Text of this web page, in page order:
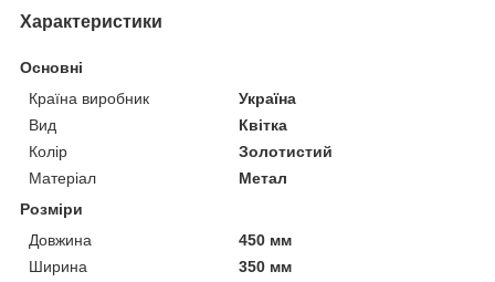
Характеристики
Основні
Країна виробник
Україна
Вид
Квітка
Колір
Золотистий
Матеріал
Метал
Розміри
Довжина
450 мм
Ширина
350 мм